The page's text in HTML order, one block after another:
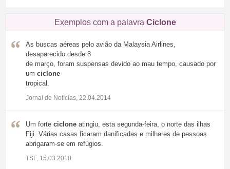
Exemplos com a palavra Ciclone
As buscas aéreas pelo avião da Malaysia Airlines,
desaparecido desde 8
de março, foram suspensas devido ao mau tempo, causado por
um ciclone
tropical.
Jornal de Notícias, 22.04.2014
Um forte ciclone atingiu, esta segunda-feira, o norte das ilhas
Fiji. Várias casas ficaram danificadas e milhares de pessoas
abrigaram-se em refúgios.
TSF, 15.03.2010